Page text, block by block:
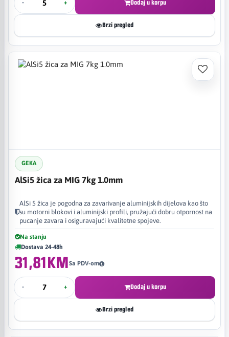
- + Dodaj u korpu
Brzi pregled
GEKA
AlSi5 žica za MIG 7kg 1.0mm
AlSi 5 žica je pogodna za zavarivanje aluminijskih dijelova kao što
su motorni blokovi i aluminijski profili, pružajući dobru otpornost na
pucanje zavara i osiguravajući kvalitetne spojeve.
Na stanju
Dostava 24-48h
31,81KMSa PDV-om
- + Dodaj u korpu
Brzi pregled